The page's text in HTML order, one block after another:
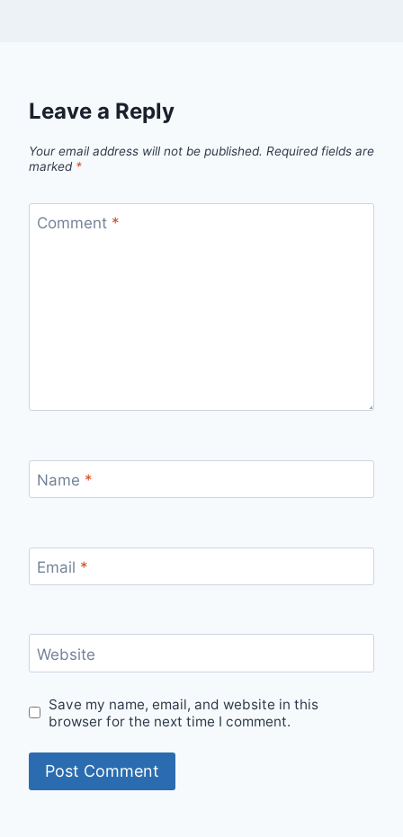
Leave a Reply
Your email address will not be published. Required fields are
marked *
Comment *
Name *
Email *
Website
Save my name, email, and website in this
browser for the next time I comment.